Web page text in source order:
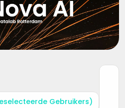
Gebruikers)